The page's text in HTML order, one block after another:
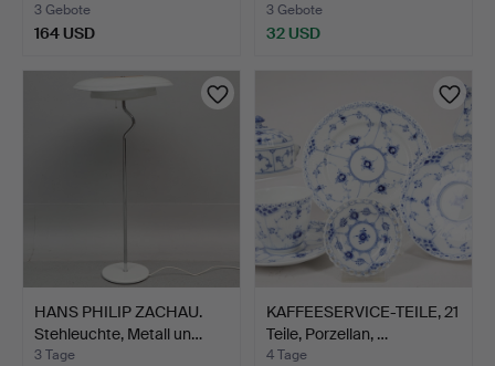
3 Gebote
164 USD
3 Gebote
32 USD
HANS PHILIP ZACHAU.
Stehleuchte, Metall un…
3 Tage
KAFFEESERVICE-TEILE, 21
Teile, Porzellan, …
4 Tage